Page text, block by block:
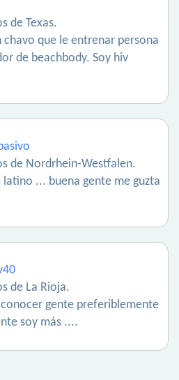
de Texas.
chavo que le entrenar persona
de beachbody. Soy hiv
de Nordrhein-Westfalen.
latino ... buena gente me guzta
de La Rioja.
gente preferiblemente
soy más ....